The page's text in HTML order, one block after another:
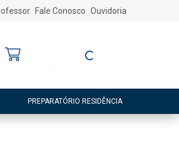
Fale Conosco Ouvidoria
Entre ou Cadastre-
PREPARATÓRIO RESIDÊNCIA